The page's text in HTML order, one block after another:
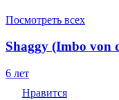
Посмотреть всех
Shaggy (Imbo von
6 лет
Нравится